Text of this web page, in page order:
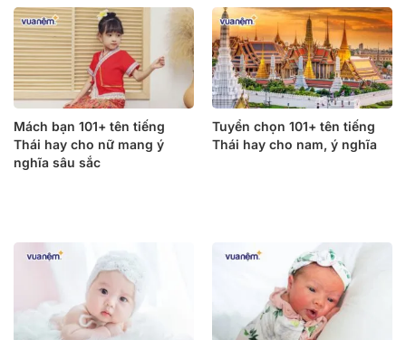
Mách bạn 101+ tên tiếng
Thái hay cho nữ mang ý
nghĩa sâu sắc
Tuyển chọn 101+ tên tiếng
Thái hay cho nam, ý nghĩa